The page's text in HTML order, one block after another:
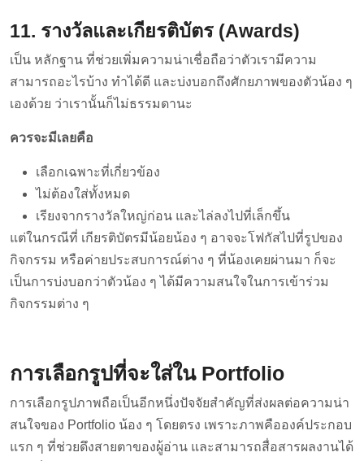
11. รางวัลและเกียรติบัตร (Awards)
เป็น หลักฐาน ที่ช่วยเพิ่มความน่าเชื่อถือว่าตัวเรามีความ
สามารถอะไรบ้าง ทำได้ดี และบ่งบอกถึงศักยภาพของตัวน้อง ๆ
เองด้วย ว่าเรานั้นก็ไม่ธรรมดานะ
ควรจะมีเลยคือ
เลือกเฉพาะที่เกี่ยวข้อง
ไม่ต้องใส่ทั้งหมด
เรียงจากรางวัลใหญ่ก่อน และไล่ลงไปที่เล็กขึ้น
แต่ในกรณีที่ เกียรติบัตรมีน้อยน้อง ๆ อาจจะโฟกัสไปที่รูปของ
กิจกรรม หรือค่ายประสบการณ์ต่าง ๆ ที่น้องเคยผ่านมา ก็จะ
เป็นการบ่งบอกว่าตัวน้อง ๆ ได้มีความสนใจในการเข้าร่วม
กิจกรรมต่าง ๆ
การเลือกรูปที่จะใส่ใน Portfolio
การเลือกรูปภาพถือเป็นอีกหนึ่งปัจจัยสำคัญที่ส่งผลต่อความน่า
สนใจของ Portfolio น้อง ๆ โดยตรง เพราะภาพคือองค์ประกอบ
แรก ๆ ที่ช่วยดึงสายตาของผู้อ่าน และสามารถสื่อสารผลงานได้